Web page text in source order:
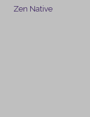
Zen Native